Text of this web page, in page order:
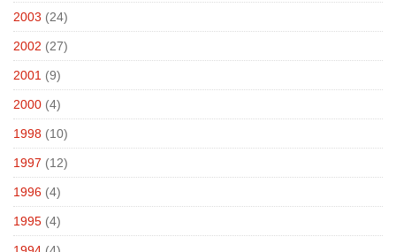
2003 (24)
2002 (27)
2001 (9)
2000 (4)
1998 (10)
1997 (12)
1996 (4)
1995 (4)